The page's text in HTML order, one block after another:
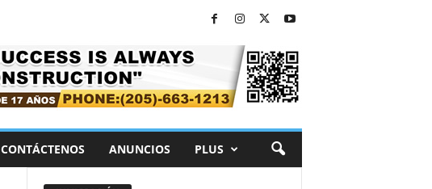
CONTÁCTENOS ANUNCIOS PLUS